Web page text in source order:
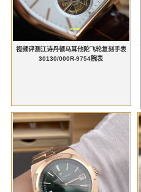
视频评测江诗丹顿马耳他陀飞轮复刻手表
30130/000R-9754腕表